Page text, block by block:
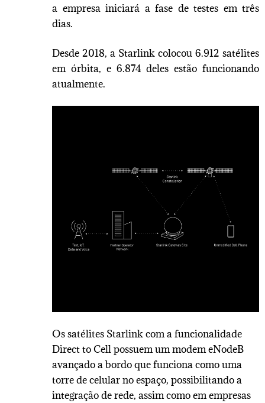
a empresa iniciará a fase de testes em três
dias.
Desde 2018, a Starlink colocou 6.912 satélites
em órbita, e 6.874 deles estão funcionando
atualmente.
Os satélites Starlink com a funcionalidade
Direct to Cell possuem um modem eNodeB
avançado a bordo que funciona como uma
torre de celular no espaço, possibilitando a
integração de rede, assim como em empresas